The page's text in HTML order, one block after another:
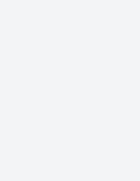
koffiebar